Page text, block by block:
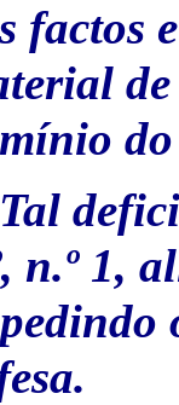
factos
Tal
n.º 1,